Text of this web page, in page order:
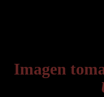
Imagen